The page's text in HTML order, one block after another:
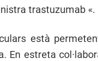
trastuzumab «.
està
En estreta